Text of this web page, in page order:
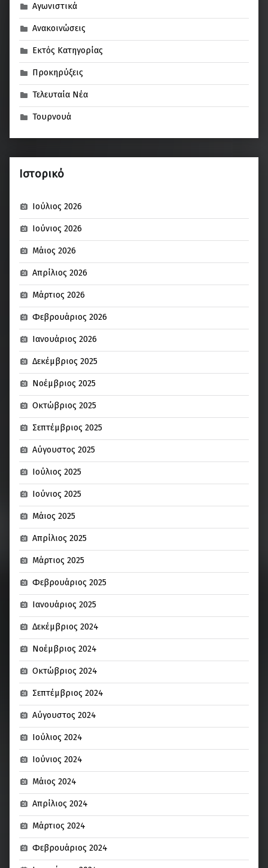
Αγωνιστικά
Ανακοινώσεις
Εκτός Κατηγορίας
Προκηρύξεις
Τελευταία Νέα
Τουρνουά
Ιστορικό
Ιούλιος 2026
Ιούνιος 2026
Μάιος 2026
Απρίλιος 2026
Μάρτιος 2026
Φεβρουάριος 2026
Ιανουάριος 2026
Δεκέμβριος 2025
Νοέμβριος 2025
Οκτώβριος 2025
Σεπτέμβριος 2025
Αύγουστος 2025
Ιούλιος 2025
Ιούνιος 2025
Μάιος 2025
Απρίλιος 2025
Μάρτιος 2025
Φεβρουάριος 2025
Ιανουάριος 2025
Δεκέμβριος 2024
Νοέμβριος 2024
Οκτώβριος 2024
Σεπτέμβριος 2024
Αύγουστος 2024
Ιούλιος 2024
Ιούνιος 2024
Μάιος 2024
Απρίλιος 2024
Μάρτιος 2024
Φεβρουάριος 2024